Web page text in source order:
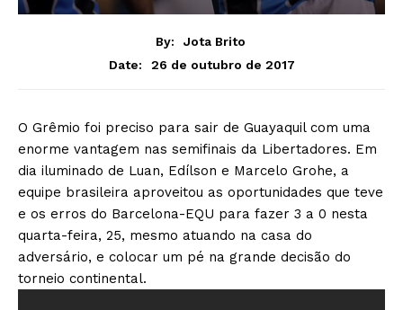
By:
Jota Brito
Date:
26 de outubro de 2017
O Grêmio foi preciso para sair de Guayaquil com uma
enorme vantagem nas semifinais da Libertadores. Em
dia iluminado de Luan, Edílson e Marcelo Grohe, a
equipe brasileira aproveitou as oportunidades que teve
e os erros do Barcelona-EQU para fazer 3 a 0 nesta
quarta-feira, 25, mesmo atuando na casa do
adversário, e colocar um pé na grande decisão do
torneio continental.